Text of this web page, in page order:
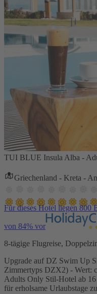
TUI BLUE Insula Alba -
Griechenland - Kreta -
Für dieses Hotel liegen 800
von 84% vor
8-tägige Flugreise,
Upgrade auf DZ Swim Up
Zimmertyps DZX2) - Wert:
Adults Only Stil-Hotel ab
für erholsame Urlaubstage